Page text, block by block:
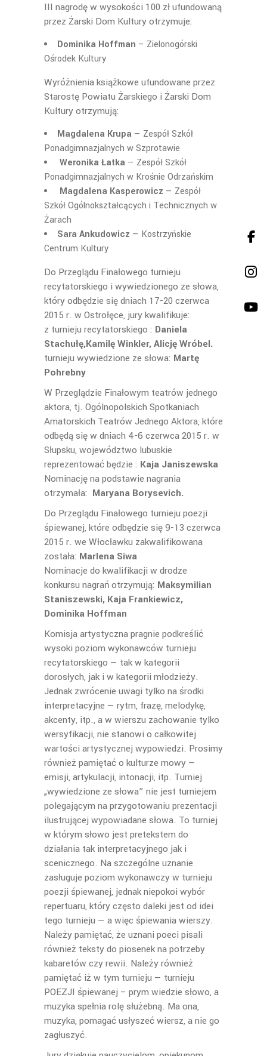
III nagrodę w wysokości 100 zł ufundowaną
przez Żarski Dom Kultury otrzymuje:
Dominika Hoffman – Zielonogórski
Ośrodek Kultury
Wyróżnienia książkowe ufundowane przez
Starostę Powiatu Żarskiego i Żarski Dom
Kultury otrzymują:
Magdalena Krupa — Zespół Szkół
Ponadgimnazjalnych w Szprotawie
Weronika Łatka — Zespół Szkół
Ponadgimnazjalnych w Krośnie Odrzańskim
Magdalena Kasperowicz — Zespół
Szkół Ogólnokształcących i Technicznych w
Żarach
Sara Ankudowicz — Kostrzyńskie
Centrum Kultury
Do Przeglądu Finałowego turnieju
recytatorskiego i wywiedzionego ze słowa,
który odbędzie się dniach 17-20 czerwca
2015 r. w Ostrołęce, jury kwalifikuje:
z turnieju recytatorskiego : Daniela
Stachułę,Kamilę Winkler, Alicję Wróbel.
turnieju wywiedzione ze słowa: Martę
Pohrebny
W Przeglądzie Finałowym teatrów jednego
aktora, tj. Ogólnopolskich Spotkaniach
Amatorskich Teatrów Jednego Aktora, które
odbędą się w dniach 4-6 czerwca 2015 r. w
Słupsku, województwo lubuskie
reprezentować będzie : Kaja Janiszewska
Nominację na podstawie nagrania
otrzymała: Maryana Borysevich.
Do Przeglądu Finałowego turnieju poezji
śpiewanej, które odbędzie się 9-13 czerwca
2015 r. we Włocławku zakwalifikowana
została: Marlena Siwa
Nominacje do kwalifikacji w drodze
konkursu nagrań otrzymują: Maksymilian
Staniszewski, Kaja Frankiewicz,
Dominika Hoffman
Komisja artystyczna pragnie podkreślić
wysoki poziom wykonawców turnieju
recytatorskiego — tak w kategorii
dorosłych, jak i w kategorii młodzieży.
Jednak zwrócenie uwagi tylko na środki
interpretacyjne — rytm, frazę, melodykę,
akcenty, itp., a w wierszu zachowanie tylko
wersyfikacji, nie stanowi o całkowitej
wartości artystycznej wypowiedzi. Prosimy
również pamiętać o kulturze mowy —
emisji, artykulacji, intonacji, itp. Turniej
„wywiedzione ze słowa” nie jest turniejem
polegającym na przygotowaniu prezentacji
ilustrującej wypowiadane słowa. To turniej
w którym słowo jest pretekstem do
działania tak interpretacyjnego jak i
scenicznego. Na szczególne uznanie
zasługuje poziom wykonawczy w turnieju
poezji śpiewanej, jednak niepokoi wybór
repertuaru, który często daleki jest od idei
tego turnieju — a więc śpiewania wierszy.
Należy pamiętać, że uznani poeci pisali
również teksty do piosenek na potrzeby
kabaretów czy rewii. Należy również
pamiętać iż w tym turnieju — turnieju
POEZJI śpiewanej – prym wiedzie słowo, a
muzyka spełnia rolę służebną. Ma ona,
muzyka, pomagać usłyszeć wiersz, a nie go
zagłuszyć.